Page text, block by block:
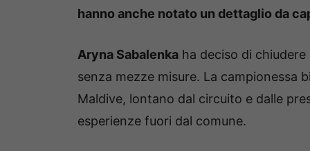
hanno anche notato un dettaglio da
Aryna Sabalenka ha deciso di chiudere
senza mezze misure. La campionessa
Maldive, lontano dal circuito e dalle
esperienze fuori dal comune.